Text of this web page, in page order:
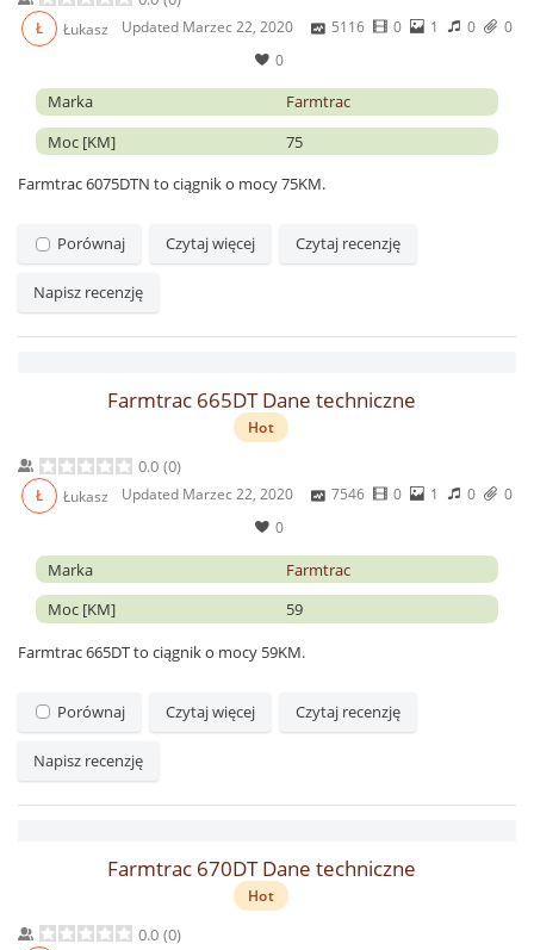
Ł Łukasz Updated Marzec 22, 2020 5116 0 1 0
0
0
Marka
Farmtrac
Moc [KM]
75
Farmtrac 6075DTN to ciągnik o mocy 75KM.
Porównaj Czytaj więcej Czytaj recenzję
Napisz recenzję
Farmtrac 665DT Dane techniczne
Hot
0.0 (0)
Ł Łukasz Updated Marzec 22, 2020 7546 0 1 0
0
0
Marka
Farmtrac
Moc [KM]
59
Farmtrac 665DT to ciągnik o mocy 59KM.
Porównaj Czytaj więcej Czytaj recenzję
Napisz recenzję
Farmtrac 670DT Dane techniczne
Hot
0.0 (0)